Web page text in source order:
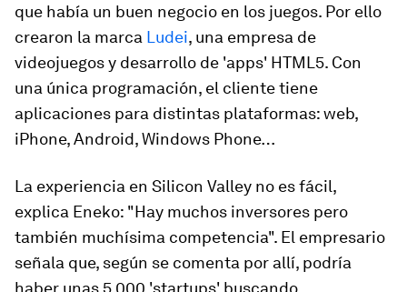
que había un buen negocio en los juegos. Por ello
crearon la marca Ludei, una empresa de
videojuegos y desarrollo de 'apps' HTML5. Con
una única programación, el cliente tiene
aplicaciones para distintas plataformas: web,
iPhone, Android, Windows Phone…
La experiencia en Silicon Valley no es fácil,
explica Eneko: "Hay muchos inversores pero
también muchísima competencia". El empresario
señala que, según se comenta por allí, podría
haber unas 5.000 'startups' buscando